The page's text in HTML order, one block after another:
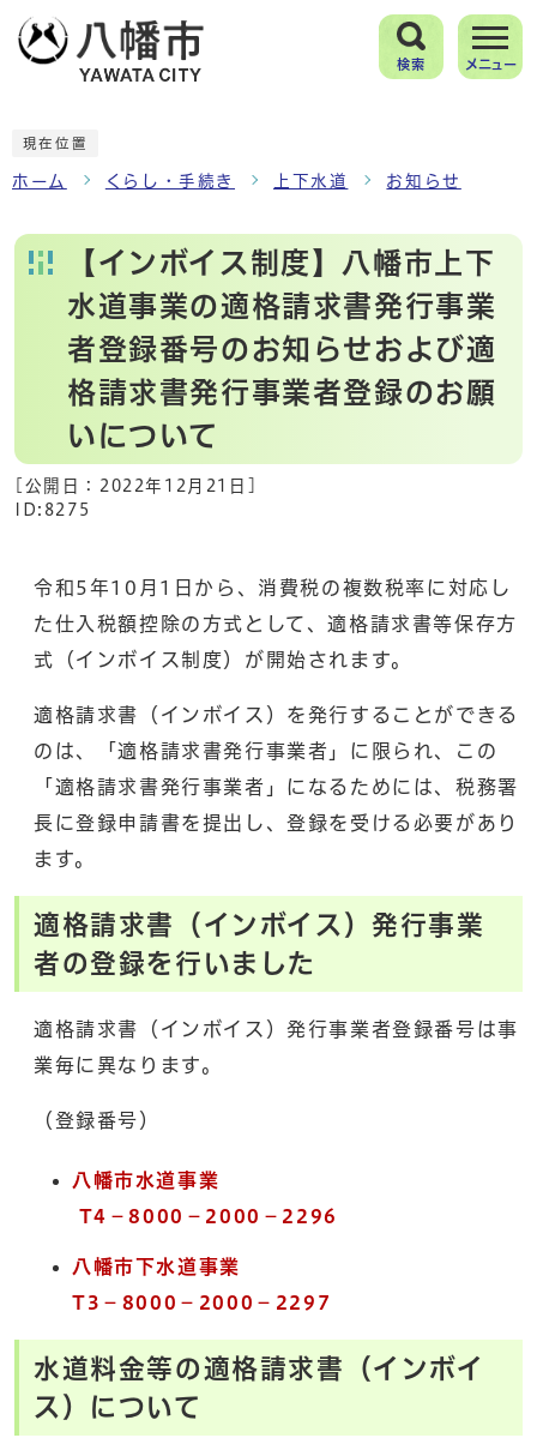
検索 メニュー
現在位置
ホーム くらし・手続き 上下水道 お知らせ
【インボイス制度】八幡市上下
水道事業の適格請求書発行事業
者登録番号のお知らせおよび適
格請求書発行事業者登録のお願
いについて
[公開日： 2022年12月21日
ID:8275
令和5年10月1日から、消費税の複数税率に対応し
た仕入税額控除の方式として、適格請求書等保存方
式（インボイス制度）が開始されます。
適格請求書（インボイス）を発行することができる
のは、「適格請求書発行事業者」に限られ、この
「適格請求書発行事業者」になるためには、税務署
長に登録申請書を提出し、登録を受ける必要があり
ます。
適格請求書（インボイス）発行事業
者の登録を行いました
適格請求書（インボイス）発行事業者登録番号は事
業毎に異なります。
（登録番号）
八幡市水道事業
T4−8000−2000−2296
八幡市下水道事業
T3−8000−2000−2297
水道料金等の適格請求書（インボイ
ス）について